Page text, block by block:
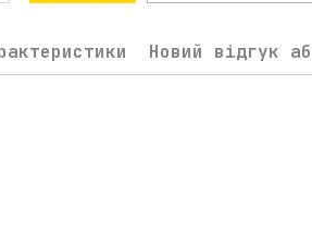
Новий відгук